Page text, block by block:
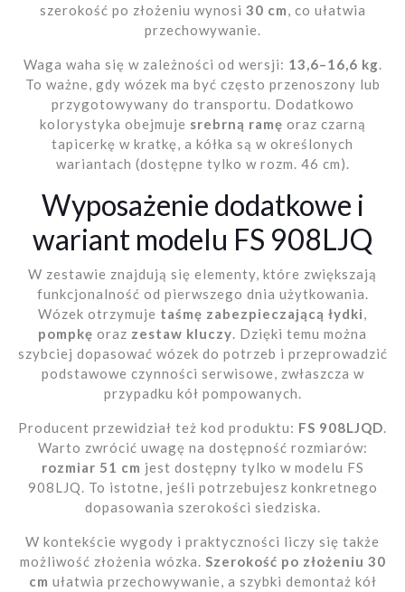
szerokość po złożeniu wynosi 30 cm, co ułatwia
przechowywanie.
Waga waha się w zależności od wersji: 13,6–16,6 kg.
To ważne, gdy wózek ma być często przenoszony lub
przygotowywany do transportu. Dodatkowo
kolorystyka obejmuje srebrną ramę oraz czarną
tapicerkę w kratkę, a kółka są w określonych
wariantach (dostępne tylko w rozm. 46 cm).
Wyposażenie dodatkowe i
wariant modelu FS 908LJQ
W zestawie znajdują się elementy, które zwiększają
funkcjonalność od pierwszego dnia użytkowania.
Wózek otrzymuje taśmę zabezpieczającą łydki,
pompkę oraz zestaw kluczy. Dzięki temu można
szybciej dopasować wózek do potrzeb i przeprowadzić
podstawowe czynności serwisowe, zwłaszcza w
przypadku kół pompowanych.
Producent przewidział też kod produktu: FS 908LJQD.
Warto zwrócić uwagę na dostępność rozmiarów:
rozmiar 51 cm jest dostępny tylko w modelu FS
908LJQ. To istotne, jeśli potrzebujesz konkretnego
dopasowania szerokości siedziska.
W kontekście wygody i praktyczności liczy się także
możliwość złożenia wózka. Szerokość po złożeniu 30
cm ułatwia przechowywanie, a szybki demontaż kół